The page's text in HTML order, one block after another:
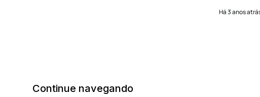
Há 3 anos
Continue navegando